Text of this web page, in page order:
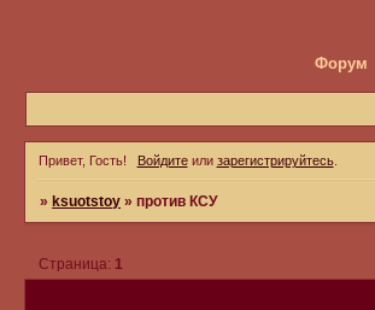
Форум
Привет, Гость! Войдитеили зарегистрируйтесь.
» ksuotstoy »против КСУ
Страница: 1